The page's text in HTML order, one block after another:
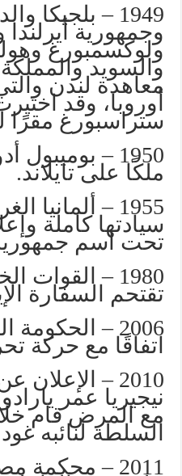
1949 – بلجيكا
وجمهورية أيرلندا
ولوكسمبورغ
والسويد
معاهدة لندن
أوروبا، وقد
ستراسبورغ
1950 –
ملكًا على تايلاند.
1955 –
سيادتها كاملة
تحت اسم جمهورية
1980 – القوات
تقتحم السفارة
2006 –
اتفاقًا مع حركة
2010 –
نيجيريا عمر
مع المرض قام
السلطة لنائبه
2011 –